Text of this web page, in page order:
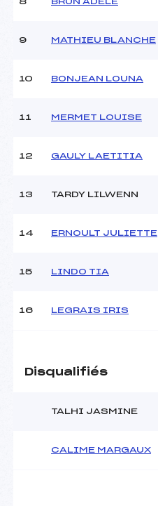
Ouvreurs D :
Météo :
Nombre de portes :
Traceur :
Ouvreurs C :
Ouvreurs E :
Pénalité appliquée :
8 BRUN ADELE
9 MATHIEU BLANCHE
10 BONJEAN LOUNA
11 MERMET LOUISE
12 GAULY LAETITIA
13 TARDY LILWENN
14 ERNOULT JULIETTE
15 LINDO TIA
16 LEGRAIS IRIS
Disqualifiés
TALHI JASMINE
CALIME MARGAUX